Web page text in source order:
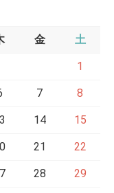
金 土
1
7 8
14 15
21 22
28 29